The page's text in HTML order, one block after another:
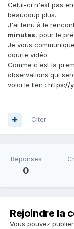
Celui-ci n'est pas
beaucoup plus.
J'ai tenu à le
minutes, pour le
Je vous
courte vidéo.
Comme c'est la
observations qui
voici le lien : https://
Citer
Réponses
0
Rejoindre la
Vous pouvez